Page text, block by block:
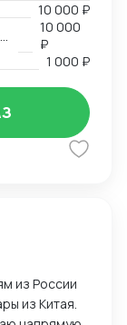
10 000 ₽
10 000
₽
1 000 ₽
из России
из Китая.